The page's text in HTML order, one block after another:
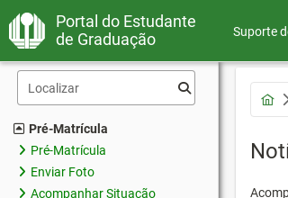
Portal do Estudante
de Graduação
Suporte
Pré-Matrícula
Pré-Matrícula
Enviar Foto
Acompanhar Situação